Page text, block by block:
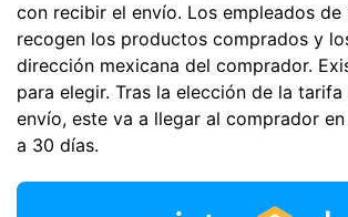
con recibir el envío. Los empleados de
recogen los productos comprados y
dirección mexicana del comprador.
para elegir. Tras la elección de la
envío, este va a llegar al comprador
a 30 días.